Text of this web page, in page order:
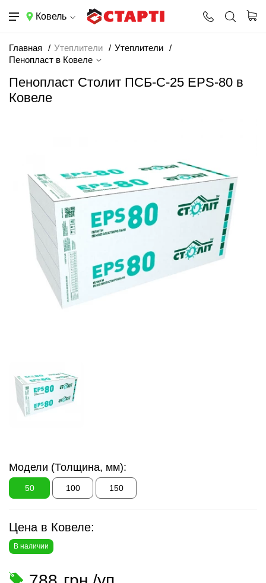
Ковель
Главная Утеплители
Утеплители
Пенопласт в Ковеле
Пенопласт Столит ПСБ-С-25 EPS-80 в
Ковеле
Модели (Толщина, мм):
50 100 150
Цена в Ковеле:
В наличии